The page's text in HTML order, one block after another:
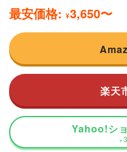
最安価格: ¥3,650〜
楽天
Yahoo!シ
¥